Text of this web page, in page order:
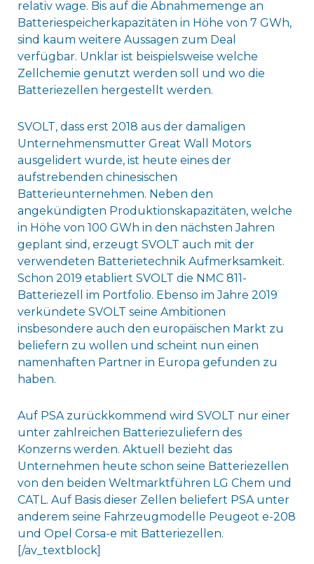
relativ wage. Bis auf die Abnahmemenge an
Batteriespeicherkapazitäten in Höhe von 7 GWh,
sind kaum weitere Aussagen zum Deal
verfügbar. Unklar ist beispielsweise welche
Zellchemie genutzt werden soll und wo die
Batteriezellen hergestellt werden.
SVOLT, dass erst 2018 aus der damaligen
Unternehmensmutter Great Wall Motors
ausgelidert wurde, ist heute eines der
aufstrebenden chinesischen
Batterieunternehmen. Neben den
angekündigten Produktionskapazitäten, welche
in Höhe von 100 GWh in den nächsten Jahren
geplant sind, erzeugt SVOLT auch mit der
verwendeten Batterietechnik Aufmerksamkeit.
Schon 2019 etabliert SVOLT die NMC 811-
Batteriezell im Portfolio. Ebenso im Jahre 2019
verkündete SVOLT seine Ambitionen
insbesondere auch den europäischen Markt zu
beliefern zu wollen und scheint nun einen
namenhaften Partner in Europa gefunden zu
haben.
Auf PSA zurückkommend wird SVOLT nur einer
unter zahlreichen Batteriezuliefern des
Konzerns werden. Aktuell bezieht das
Unternehmen heute schon seine Batteriezellen
von den beiden Weltmarktführen LG Chem und
CATL. Auf Basis dieser Zellen beliefert PSA unter
anderem seine Fahrzeugmodelle Peugeot e-208
und Opel Corsa-e mit Batteriezellen.
[/av_textblock]